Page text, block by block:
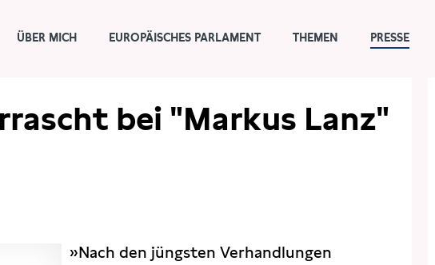
ÜBER MICH EUROPÄISCHES PARLAMENT THEMEN PRESSE
bei "Markus Lanz"
»Nach den jüngsten Verhandlungen